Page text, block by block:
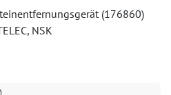
(176860)
NSK